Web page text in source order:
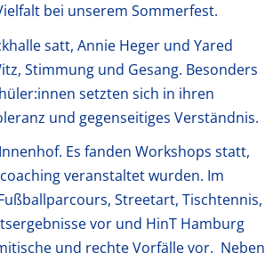
bei unserem Sommerfest.
satt, Annie Heger und Yared
Stimmung und Gesang. Besonders
setzten sich in ihren
und gegenseitiges Verständnis.
Es fanden Workshops statt,
veranstaltet wurden. Im
Streetart, Tischtennis,
vor und HinT Hamburg
und rechte Vorfälle vor. Neben